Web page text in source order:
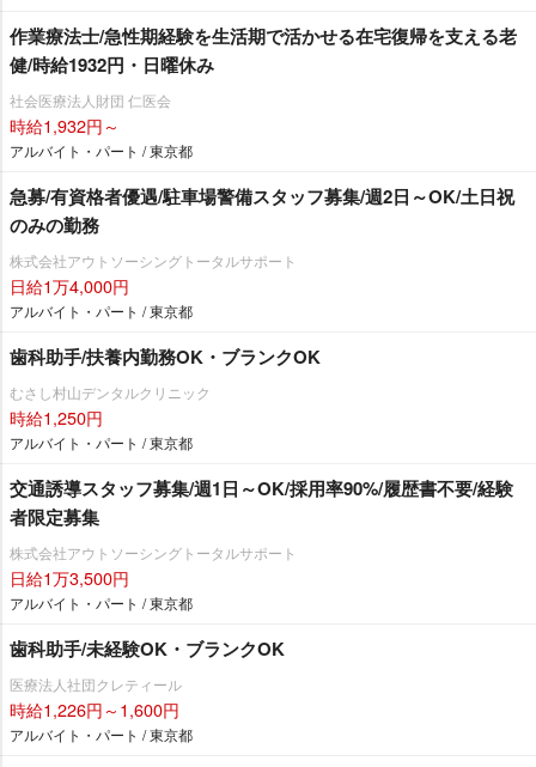
作業療法士/急性期経験を生活期で活かせる在宅復帰を支える老
健/時給1932円・日曜休み
社会医療法人財団 仁医会
時給1,932円～
アルバイト・パート / 東京都
急募/有資格者優遇/駐車場警備スタッフ募集/週2日～OK/土日祝
のみの勤務
株式会社アウトソーシングトータルサポート
日給1万4,000円
アルバイト・パート / 東京都
歯科助手/扶養内勤務OK・ブランクOK
むさし村山デンタルクリニック
時給1,250円
アルバイト・パート / 東京都
交通誘導スタッフ募集/週1日～OK/採用率90%/履歴書不要/経験
者限定募集
株式会社アウトソーシングトータルサポート
日給1万3,500円
アルバイト・パート / 東京都
歯科助手/未経験OK・ブランクOK
医療法人社団クレティール
時給1,226円～1,600円
アルバイト・パート / 東京都